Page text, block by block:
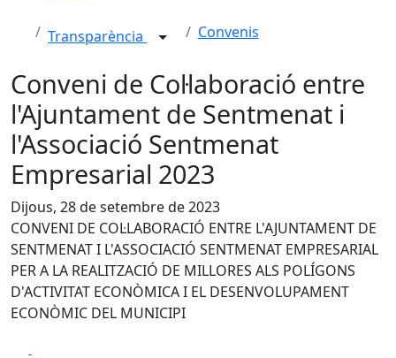
Transparència Convenis
Conveni de Col·laboració entre
l'Ajuntament de Sentmenat i
l'Associació Sentmenat
Empresarial 2023
Dijous, 28 de setembre de 2023
CONVENI DE COL·LABORACIÓ ENTRE L'AJUNTAMENT DE
SENTMENAT I L'ASSOCIACIÓ SENTMENAT EMPRESARIAL
PER A LA REALITZACIÓ DE MILLORES ALS POLÍGONS
D'ACTIVITAT ECONÒMICA I EL DESENVOLUPAMENT
ECONÒMIC DEL MUNICIPI